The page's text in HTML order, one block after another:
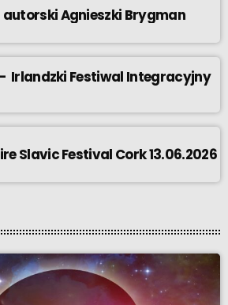
Agnieszki Brygman
Irlandzki Festiwal Integracyjny
Slavic Festival Cork 13.06.2026